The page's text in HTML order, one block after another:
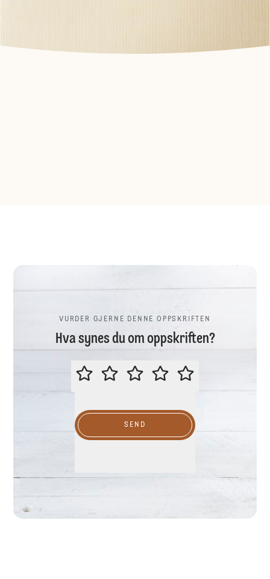
VURDER GJERNE DENNE OPPSKRIFTEN
Hva synes du om oppskriften?
VURDER GJERNE DENNE
SEND